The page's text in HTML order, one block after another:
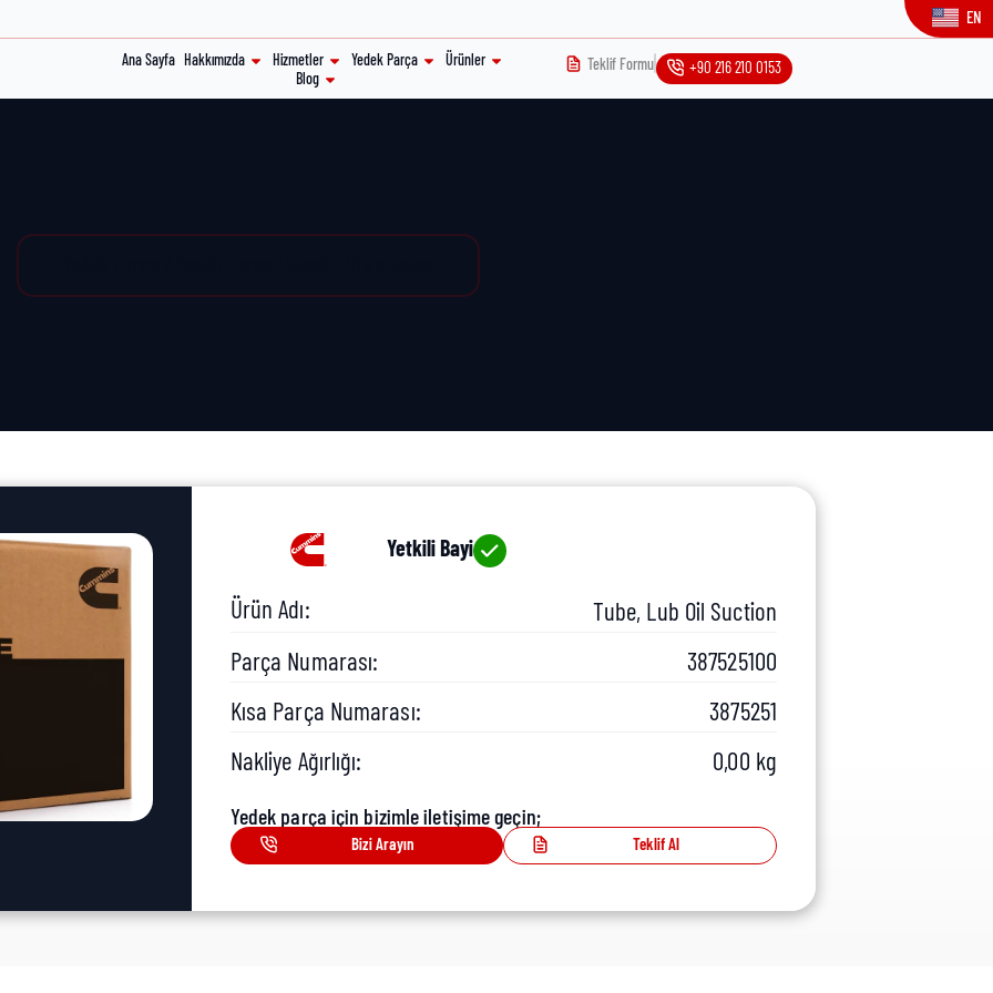
EN
Ana Sayfa Hakkımızda Hizmetler Yedek Parça
Ürünler
Blog
Teklif Formu +90 216 210 0153
Yetkili Bayi
Ürün Adı:
Tube, Lub Oil Suction
Parça Numarası:
387525100
Kısa Parça Numarası:
3875251
Nakliye Ağırlığı:
0,00 kg
Yedek parça için bizimle iletişime geçin;
Bizi Arayın Teklif Al